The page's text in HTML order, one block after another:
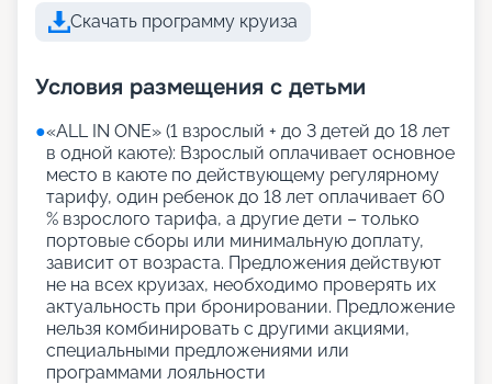
Скачать программу круиза
Условия размещения с детьми
●«АLL IN ONE» (1 взрослый + до 3 детей до 18 лет
в одной каюте): Взрослый оплачивает основное
место в каюте по действующему регулярному
тарифу, один ребенок до 18 лет оплачивает 60
% взрослого тарифа, а другие дети – только
портовые сборы или минимальную доплату,
зависит от возраста. Предложения действуют
не на всех круизах, необходимо проверять их
актуальность при бронировании. Предложение
нельзя комбинировать с другими акциями,
специальными предложениями или
программами лояльности